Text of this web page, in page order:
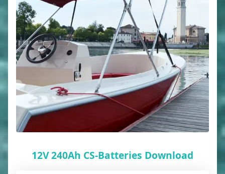
12V 240Ah CS-Batteries Download